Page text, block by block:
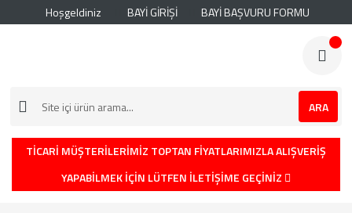
Hoşgeldiniz BAYİ GİRİŞİ BAYİ BAŞVURU FORMU
ARA
TİCARİ MÜŞTERİLERİMİZ TOPTAN FİYATLARIMIZLA ALIŞVERİŞ
YAPABİLMEK İÇİN LÜTFEN İLETİŞİME GEÇİNİZ